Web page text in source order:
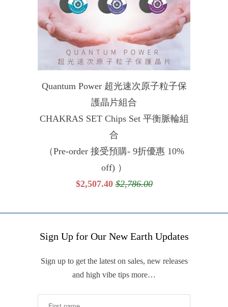
Quantum Power 超光速次原子粒子保
護晶片組合
CHAKRAS SET Chips Set 平衡脈輪組
合
（Pre-order 接受預購- 9折優惠 10%
off) ）
$2,507.40 $2,786.00
Sign Up for Our New Earth Updates
Sign up to get the latest on sales, new releases
and high vibe tips more…